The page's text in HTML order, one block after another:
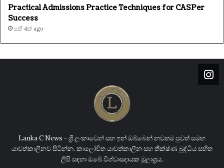
Practical Admissions Practice Techniques for CASPer
Success
සති 4ක් ago
Lanka C News - ශ්‍රී ලංකාවෙන් සහ ඉන් ඔබ්බෙන් නවතම පුවත් සමඟ
යාවත්කාලීනව සිටින්න. කාලෝචිත යාවත්කාලීන සහ තීක්ෂ්ණ බුද්ධිය සහිත
ලිපි සඳහා ඔබේ විශ්වාසදායක මූලාශ්‍රය.